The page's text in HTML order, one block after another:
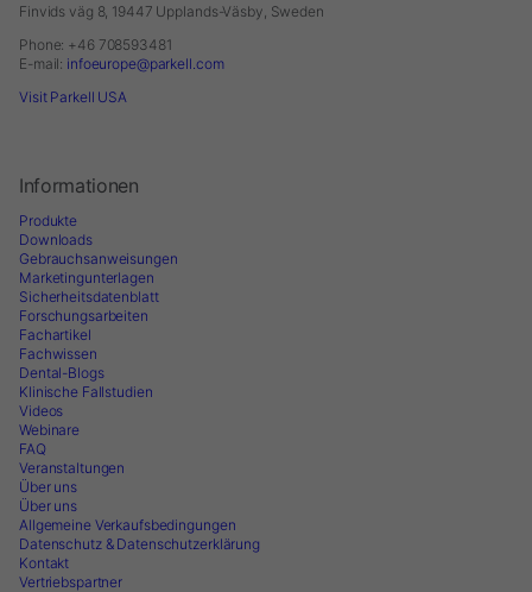
Finvids väg 8, 19447 Upplands-Väsby, Sweden
Phone: +46 708593481
E-mail: infoeurope@parkell.com
Visit Parkell USA
Informationen
Produkte
Downloads
Gebrauchsanweisungen
Marketingunterlagen
Sicherheitsdatenblatt
Forschungsarbeiten
Fachartikel
Fachwissen
Dental-Blogs
Klinische Fallstudien
Videos
Webinare
FAQ
Veranstaltungen
Über uns
Über uns
Allgemeine Verkaufsbedingungen
Datenschutz & Datenschutzerklärung
Kontakt
Vertriebspartner